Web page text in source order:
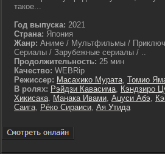
такое...
Год выпуска: 2021
Страна: Япония
Жанр: Аниме / Мультфильмы /
Сериалы / Зарубежные сериалы / ..
Продолжительность: 25 мин
Качество: WEBRip
Режиссер: Масахико Мурата, Томио
В ролях: Рэйдзи Кавасима, Кэндзиро
Хикисака, Манака Ивами, Ацуси Абэ,
Саига, Рёко Сираиси, Ая Утида